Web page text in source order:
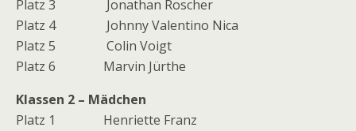
Platz 3 Jonathan Roscher
Platz 4 Johnny Valentino Nica
Platz 5 Colin Voigt
Platz 6 Marvin Jürthe
Klassen 2 – Mädchen
Platz 1 Henriette Franz